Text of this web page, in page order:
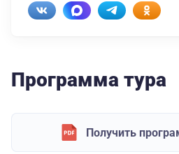
Программа тура
Получить